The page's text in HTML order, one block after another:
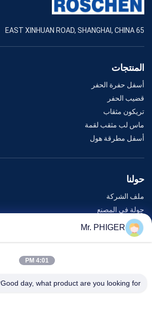
65 EAST XINHUAN ROAD, SHANGHAI, CHINA
المنتجات
أسفل حفرة الحفر
قضيب الحفر
تريكون مثقاب
ماس لب مثقب لقمة
أسفل مطرقة هول
حولنا
ملف الشركة
جولة في المصنع
مراقبة الجودة
خريطة الموقع
الأحداث
Mr. PHIGER
4:01 PM
Good day, what product are you looking for?